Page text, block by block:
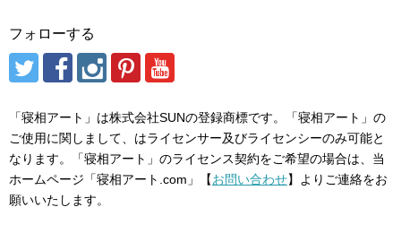
フォローする
「寝相アート」は株式会社SUNの登録商標です。「寝相アート」の
ご使用に関しまして、はライセンサー及びライセンシーのみ可能と
なります。「寝相アート」のライセンス契約をご希望の場合は、当
ホームページ「寝相アート.com」【お問い合わせ】よりご連絡をお
願いいたします。